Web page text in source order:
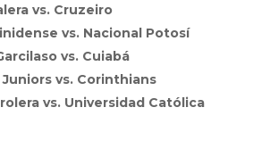
vs. Cruzeiro
vs. Nacional Potosí
vs. Cuiabá
vs. Corinthians
vs. Universidad Católica